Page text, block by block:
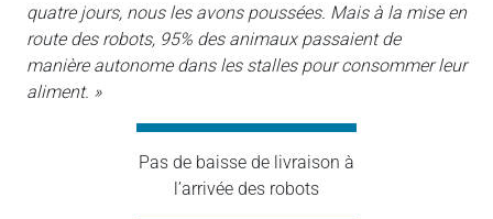
quatre jours, nous les avons poussées. Mais à la mise en
route des robots, 95% des animaux passaient de
manière autonome dans les stalles pour consommer leur
aliment. »
Pas de baisse de livraison à
l’arrivée des robots